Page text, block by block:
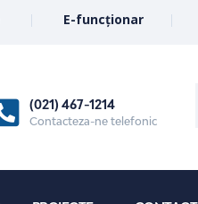
E-funcționar
(021) 467-1214
Contacteza-ne telefonic